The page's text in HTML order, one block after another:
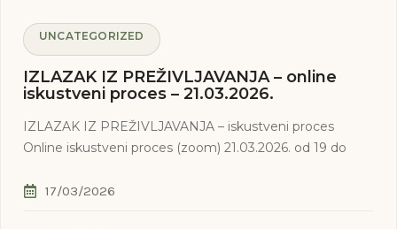
UNCATEGORIZED
IZLAZAK IZ PREŽIVLJAVANJA – online
iskustveni proces – 21.03.2026.
IZLAZAK IZ PREŽIVLJAVANJA – iskustveni proces
Online iskustveni proces (zoom) 21.03.2026. od 19 do
17/03/2026